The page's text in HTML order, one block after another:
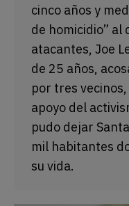
cinco años y
de homicidio” al
atacantes, Joe
de 25 años,
por tres
apoyo del
pudo dejar
mil habitantes
su vida.